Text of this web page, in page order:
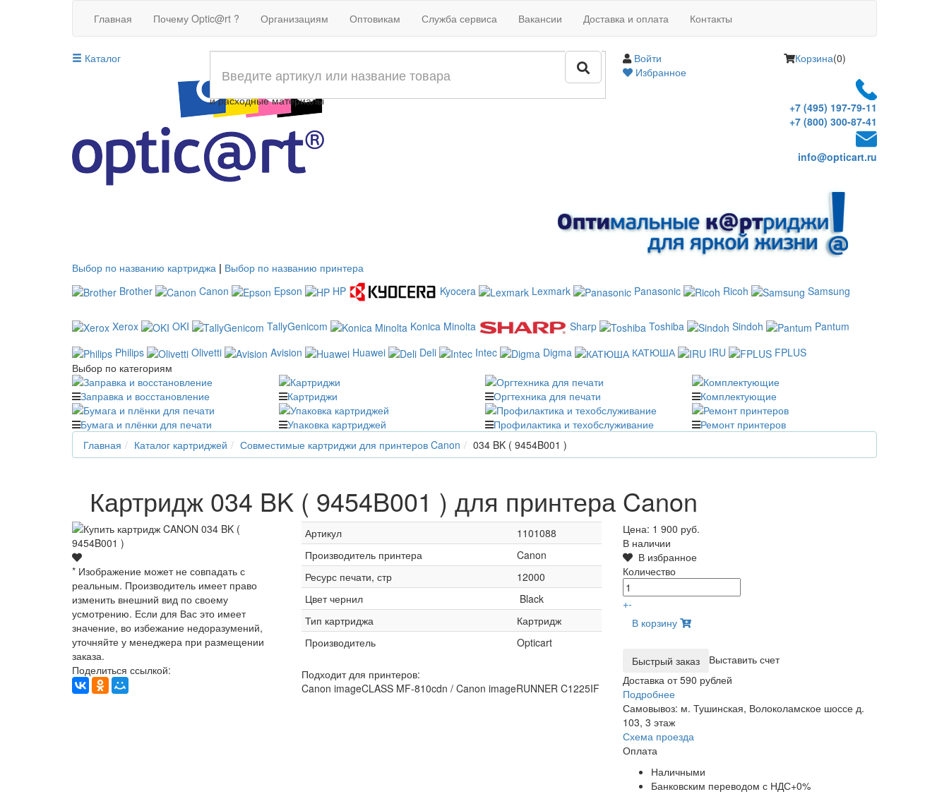
Главная Почему Optic@rt ? Организациям Оптовикам Служба сервиса Вакансии Доставка и оплата Контакты
Каталог
Войти
Избранное
Корзина(0)
Совместимые картриджи
и расходные материалы
+7 (495) 197-79-11
+7 (800) 300-87-41
info@opticart.ru
Выбор по названию картриджа | Выбор по названию принтера
Brother
Canon Epson HP Kyocera Lexmark Panasonic Ricoh Samsung
Xerox OKI TallyGenicom Konica Minolta Sharp Toshiba Sindoh
Pantum
Philips
Olivetti Avision Huawei Deli Intec Digma КАТЮША IRU
FPLUS
Выбор по категориям
Заправка и восстановление
Картриджи Оргтехника для печати
Комплектующие
Бумага и плёнки для печати
Упаковка картриджей Профилактика и техобслуживание
Ремонт принтеров
Главная
Каталог картриджей Совместимые картриджи для принтеров Canon 034 BK ( 9454B001 )
Картридж 034 BK ( 9454B001 ) для принтера Canon
* Изображение может не совпадать с
реальным. Производитель имеет право
изменить внешний вид по своему
усмотрению. Если для Вас это имеет
значение, во избежание недоразумений,
уточняйте у менеджера при размещении
заказа.
Поделиться ссылкой:
Артикул
1101088
Производитель принтера
Canon
Ресурс печати, стр
12000
Цвет чернил
Black
Тип картриджа
Картридж
Производитель
Opticart
Подходит для принтеров:
Canon imageCLASS MF-810cdn / Canon imageRUNNER C1225IF
Цена: 1 900 руб.
В наличии
В избранное
Количество
+-
В корзину
Выставить счет
Доставка от 590 рублей
Подробнее
Самовывоз: м. Тушинская, Волоколамское шоссе д.
103, 3 этаж
Схема проезда
Оплата
Наличными
Банковским переводом с НДС+0%